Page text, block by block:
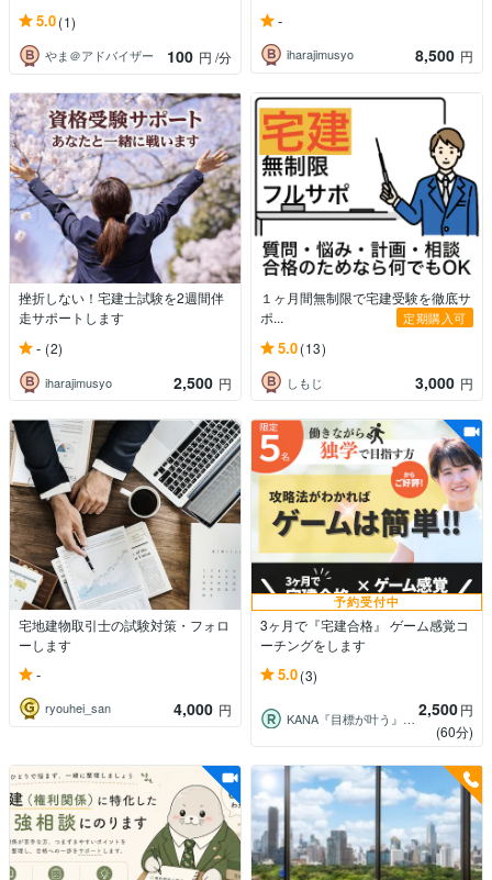
5.0(1)
やま＠アドバイザー 100 円 /分
-
iharajimusyo 8,500 円
挫折しない！宅建士試験を2週間伴
走サポートします
- (2)
iharajimusyo 2,500 円
１ヶ月間無制限で宅建受験を徹底サ
ポ...
定期購入可
5.0(13)
しもじ 3,000 円
宅地建物取引士の試験対策・フォロ
ーします
-
ryouhei_san 4,000 円
予約受付中
3ヶ月で『宅建合格』 ゲーム感覚コ
ーチングをします
5.0(3)
KANA『目標が叶う』ゲーム感覚コーチ 2,500円
(60分)